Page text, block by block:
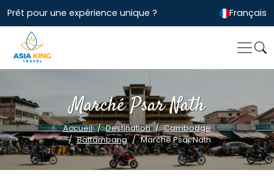
Prêt pour une expérience unique ? Français
Marché Psar Nath
Accueil Destination
Cambodge
Battambang
Marché Psar Nath